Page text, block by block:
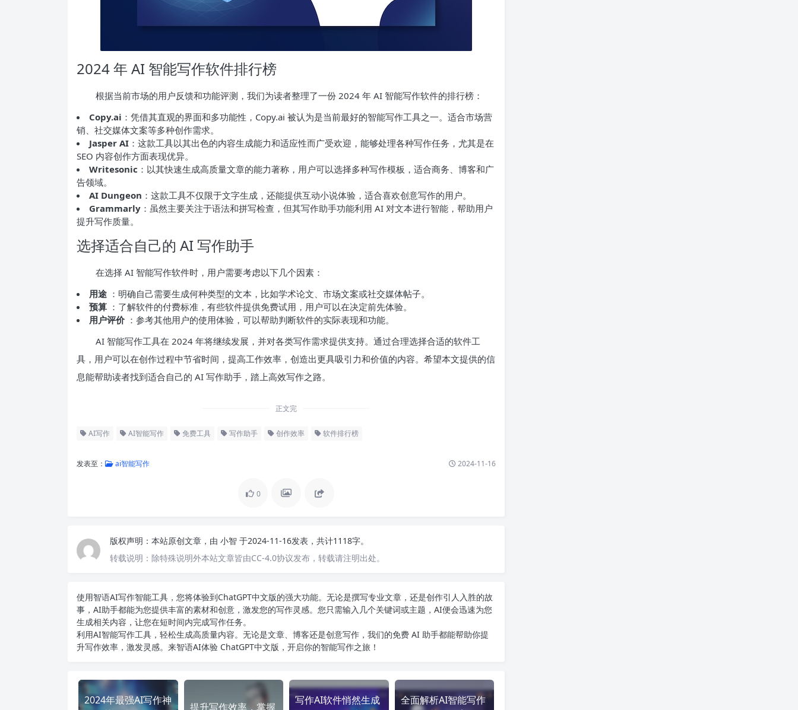
2024 年 AI 智能写作软件排行榜
根据当前市场的用户反馈和功能评测，我们为读者整理了一份 2024 年 AI 智能写作软件的排行榜：
Copy.ai ：凭借其直观的界面和多功能性，Copy.ai 被认为是当前最好的智能写作工具之一。适合市场营
销、社交媒体文案等多种创作需求。
Jasper AI ：这款工具以其出色的内容生成能力和适应性而广受欢迎，能够处理各种写作任务，尤其是在
SEO 内容创作方面表现优异。
Writesonic ：以其快速生成高质量文章的能力著称，用户可以选择多种写作模板，适合商务、博客和广
告领域。
AI Dungeon ：这款工具不仅限于文字生成，还能提供互动小说体验，适合喜欢创意写作的用户。
Grammarly ：虽然主要关注于语法和拼写检查，但其写作助手功能利用 AI 对文本进行智能，帮助用户
提升写作质量。
选择适合自己的 AI 写作助手
在选择 AI 智能写作软件时，用户需要考虑以下几个因素：
用途 ：明确自己需要生成何种类型的文本，比如学术论文、市场文案或社交媒体帖子。
预算 ：了解软件的付费标准，有些软件提供免费试用，用户可以在决定前先体验。
用户评价 ：参考其他用户的使用体验，可以帮助判断软件的实际表现和功能。
AI 智能写作工具在 2024 年将继续发展，并对各类写作需求提供支持。通过合理选择合适的软件工
具，用户可以在创作过程中节省时间，提高工作效率，创造出更具吸引力和价值的内容。希望本文提供的信
息能帮助读者找到适合自己的 AI 写作助手，踏上高效写作之路。
正文完
AI写作 AI智能写作 免费工具 写作助手 创作效率 软件排行榜
发表至： ai智能写作 2024-11-16
0
版权声明： 本站原创文章，由 小智 于2024-11-16发表，共计1118字。
转载说明： 除特殊说明外本站文章皆由CC-4.0协议发布，转载请注明出处。
使用智语AI写作智能工具，您将体验到ChatGPT中文版的强大功能。无论是撰写专业文章，还是创作引人入胜的故
事，AI助手都能为您提供丰富的素材和创意，激发您的写作灵感。您只需输入几个关键词或主题，AI便会迅速为您
生成相关内容，让您在短时间内完成写作任务。
利用AI智能写作工具，轻松生成高质量内容。无论是文章、博客还是创意写作，我们的免费 AI 助手都能帮助你提
升写作效率，激发灵感。来智语AI体验 ChatGPT中文版 ，开启你的智能写作之旅！
2024年最强AI写作神
提升写作效率，掌握
写作AI软件悄然生成
全面解析AI智能写作